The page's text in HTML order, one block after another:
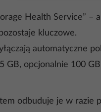
Health Service”
kluczowe.
automatyczne
GB, opcjonalnie 100
odbuduje je w razie